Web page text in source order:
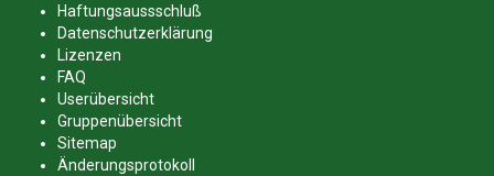
Haftungsaussschluß
Datenschutzerklärung
Lizenzen
FAQ
Userübersicht
Gruppenübersicht
Sitemap
Änderungsprotokoll